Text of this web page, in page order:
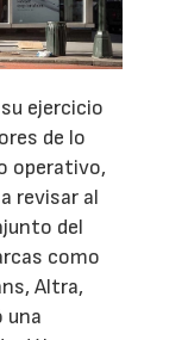
ejercicio
de lo
operativo,
revisar al
del
como
Altra,
una